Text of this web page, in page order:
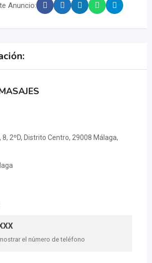
Anuncio:
8, 2ºD, Distrito Centro, 29008 Málaga,
el número de teléfono